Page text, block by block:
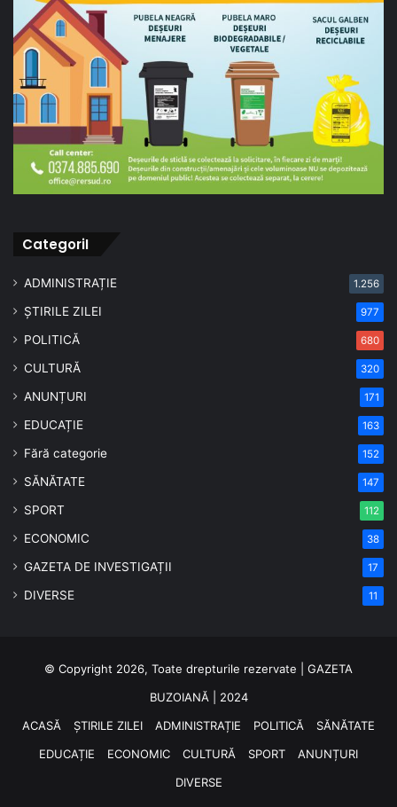
CategoriI
ADMINISTRAȚIE 1.256
ȘTIRILE ZILEI 977
POLITICĂ 680
CULTURĂ 320
ANUNȚURI 171
EDUCAȚIE 163
Fără categorie 152
SĂNĂTATE 147
SPORT 112
ECONOMIC 38
GAZETA DE INVESTIGAȚII 17
DIVERSE 11
© Copyright 2026, Toate drepturile rezervate | GAZETA
BUZOIANĂ | 2024
ACASĂ
ȘTIRILE ZILEI ADMINISTRAȚIE POLITICĂ
SĂNĂTATE
EDUCAȚIE
ECONOMIC CULTURĂ SPORT
ANUNȚURI
DIVERSE